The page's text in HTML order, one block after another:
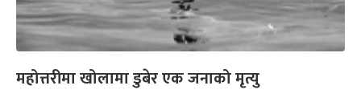
महोत्तरीमा खोलामा डुबेर एक जनाको मृत्यु